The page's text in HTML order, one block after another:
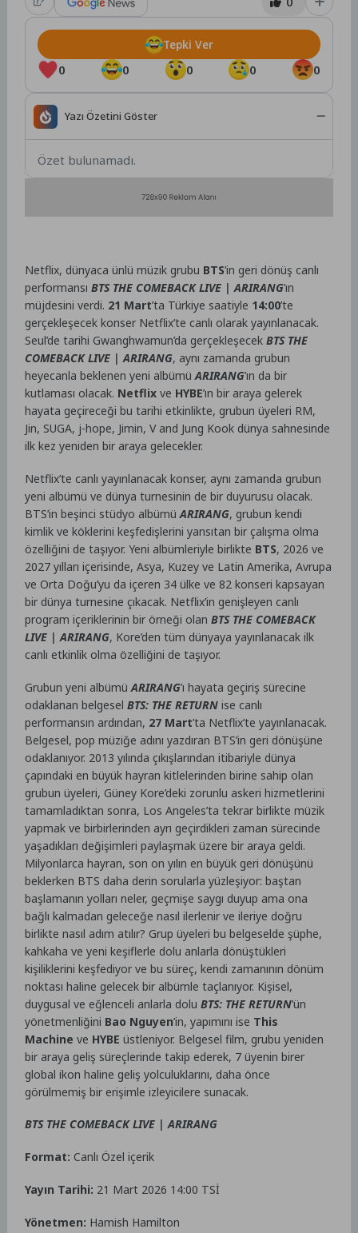
0 0 0 0 0
Tepki Ver
Yazı Özetini Göster
Özet bulunamadı.
Netflix, dünyaca ünlü müzik grubu BTS’in geri dönüş canlı
performansıBTS THE COMEBACK LIVE | ARIRANG’ın
müjdesini verdi. 21 Mart’ta Türkiye saatiyle 14:00’te
gerçekleşecek konser Netflix’te canlı olarak yayınlanacak.
Seul’de tarihi Gwanghwamun’da gerçekleşecekBTS THE
COMEBACK LIVE | ARIRANG, aynı zamanda grubun
heyecanla beklenen yeni albümüARIRANG’ın da bir
kutlaması olacak. Netflix ve HYBE’ın bir araya gelerek
hayata geçireceği bu tarihi etkinlikte, grubun üyeleri RM,
Jin, SUGA, j-hope, Jimin, V and Jung Kook dünya sahnesinde
ilk kez yeniden bir araya gelecekler.
Netflix’te canlı yayınlanacak konser, aynı zamanda grubun
yeni albümü ve dünya turnesinin de bir duyurusu olacak.
BTS’in beşinci stüdyo albümüARIRANG, grubun kendi
kimlik ve köklerini keşfedişlerini yansıtan bir çalışma olma
özelliğini de taşıyor. Yeni albümleriyle birlikte BTS, 2026 ve
2027 yılları içerisinde, Asya, Kuzey ve Latin Amerika, Avrupa
ve Orta Doğu’yu da içeren 34 ülke ve 82 konseri kapsayan
bir dünya turnesine çıkacak. Netflix’in genişleyen canlı
program içeriklerinin bir örneği olanBTS THE COMEBACK
LIVE | ARIRANG, Kore’den tüm dünyaya yayınlanacak ilk
canlı etkinlik olma özelliğini de taşıyor.
Grubun yeni albümüARIRANG’ı hayata geçiriş sürecine
odaklanan belgeselBTS: THE RETURN ise canlı
performansın ardından, 27 Mart’ta Netflix’te yayınlanacak.
Belgesel, pop müziğe adını yazdıran BTS’in geri dönüşüne
odaklanıyor. 2013 yılında çıkışlarından itibariyle dünya
çapındaki en büyük hayran kitlelerinden birine sahip olan
grubun üyeleri, Güney Kore’deki zorunlu askeri hizmetlerini
tamamladıktan sonra, Los Angeles’ta tekrar birlikte müzik
yapmak ve birbirlerinden ayrı geçirdikleri zaman sürecinde
yaşadıkları değişimleri paylaşmak üzere bir araya geldi.
Milyonlarca hayran, son on yılın en büyük geri dönüşünü
beklerken BTS daha derin sorularla yüzleşiyor: baştan
başlamanın yolları neler, geçmişe saygı duyup ama ona
bağlı kalmadan geleceğe nasıl ilerlenir ve ileriye doğru
birlikte nasıl adım atılır? Grup üyeleri bu belgeselde şüphe,
kahkaha ve yeni keşiflerle dolu anlarla dönüştükleri
kişiliklerini keşfediyor ve bu süreç, kendi zamanının dönüm
noktası haline gelecek bir albümle taçlanıyor. Kişisel,
duygusal ve eğlenceli anlarla dolu BTS: THE RETURN’ün
yönetmenliğini Bao Nguyen’in, yapımını ise This
Machine ve HYBE üstleniyor. Belgesel film, grubu yeniden
bir araya geliş süreçlerinde takip ederek, 7 üyenin birer
global ikon haline geliş yolculuklarını, daha önce
görülmemiş bir erişimle izleyicilere sunacak.
BTS THE COMEBACK LIVE | ARIRANG
Format: Canlı Özel içerik
Yayın Tarihi: 21 Mart 2026 14:00 TSİ
Yönetmen: Hamish Hamilton